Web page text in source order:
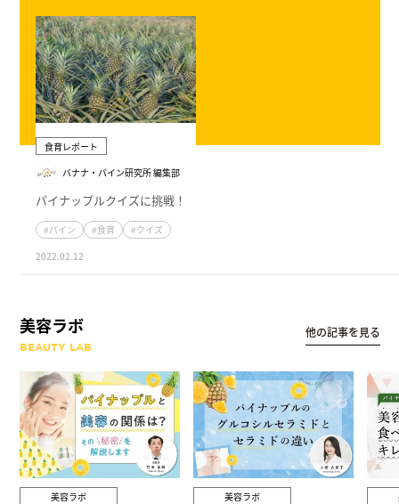
食育レポート
バナナ・パイン研究所 編集部
パイナップルクイズに挑戦！
#パイン #食育
#クイズ
2022.02.12
美容ラボ
BEAUTY LAB
他の記事を見る
美容ラボ
美容ラボ